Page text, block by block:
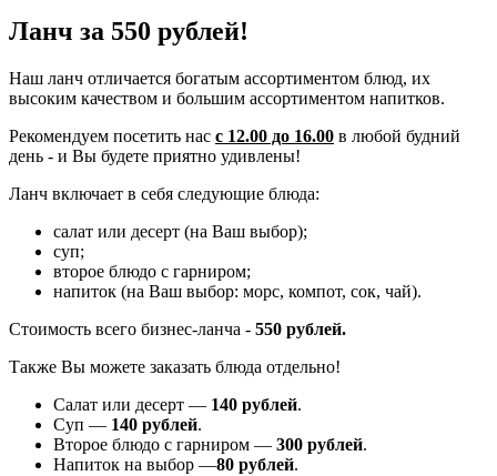
Ланч за 550 рублей!
Наш ланч отличается богатым ассортиментом блюд, их
высоким качеством и большим ассортиментом напитков.
Рекомендуем посетить нас с 12.00 до 16.00 в любой будний
день - и Вы будете приятно удивлены!
Ланч включает в себя следующие блюда:
салат или десерт (на Ваш выбор);
суп;
второе блюдо с гарниром;
напиток (на Ваш выбор: морс, компот, сок, чай).
Стоимость всего бизнес-ланча - 550 рублей.
Также Вы можете заказать блюда отдельно!
Салат или десерт — 140 рублей.
Суп — 140 рублей.
Второе блюдо с гарниром — 300 рублей.
Напиток на выбор —80 рублей.